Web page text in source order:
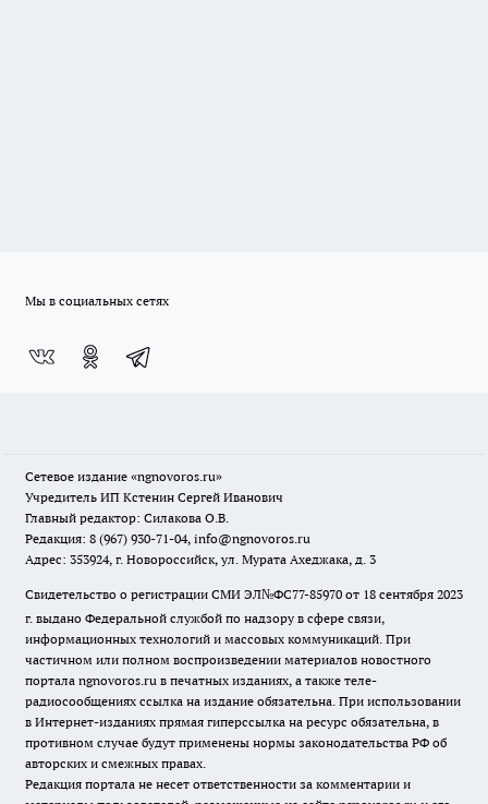
Мы в социальных сетях
Сетевое издание «ngnovoros.ru»
Учредитель ИП Кстенин Сергей Иванович
Главный редактор: Силакова О.В.
Редакция: 8 (967) 930-71-04, info@ngnovoros.ru
Адрес: 353924, г. Новороссийск, ул. Мурата Ахеджака, д. 3
Свидетельство о регистрации СМИ ЭЛ№ФС77-85970 от 18 сентября 2023
г. выдано Федеральной службой по надзору в сфере связи,
информационных технологий и массовых коммуникаций. При
частичном или полном воспроизведении материалов новостного
портала ngnovoros.ru в печатных изданиях, а также теле-
радиосообщениях ссылка на издание обязательна. При использовании
в Интернет-изданиях прямая гиперссылка на ресурс обязательна, в
противном случае будут применены нормы законодательства РФ об
авторских и смежных правах.
Редакция портала не несет ответственности за комментарии и